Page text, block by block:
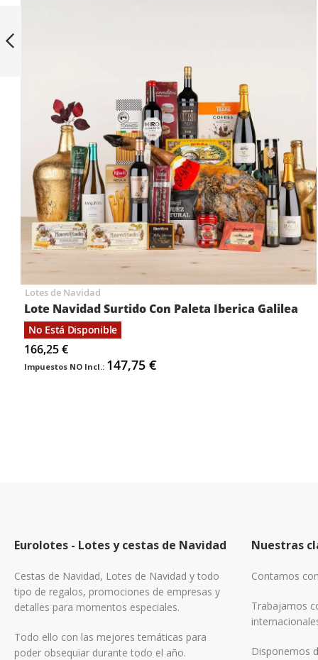
Lotes de Navidad
Lote Navidad Surtido Con Paleta Iberica Galilea
No Está Disponible
166,25 €
147,75 €
Eurolotes - Lotes y cestas de Navidad
Cestas de Navidad, Lotes de Navidad y todo
tipo de regalos, promociones de empresas y
detalles para momentos especiales.
Todo ello con las mejores temáticas para
poder obsequiar durante todo el año.
Nuestras
Contamos
Trabajamos
Disponemos